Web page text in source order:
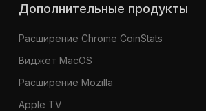
Дополнительные продукты
Расширение Chrome CoinStats
Виджет MacOS
Расширение Mozilla
Apple TV